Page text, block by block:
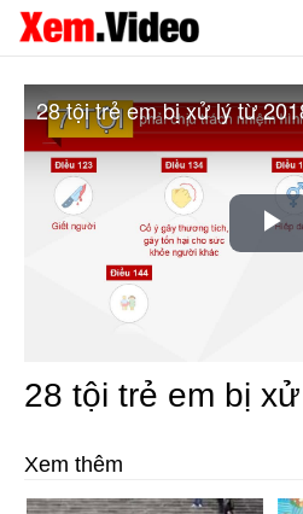
28 tội trẻ em bị xử lý từ
28 tội trẻ em bị
Xem thêm